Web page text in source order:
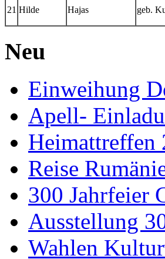
21 Hilde Hajas geb.
Neu
Einweihung
Apell-
Heimattreffen
Reise
300 Jahrfeier
Ausstellung
Wahlen